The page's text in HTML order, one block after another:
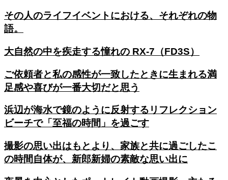
その人のライフイベントにおける、それぞれの物
語。
大自然の中を疾走する憧れの RX-7（FD3S）
ご依頼者と私の感性が一致したときに生まれる満
足感や喜びが一番大切だと思う
浜辺が海水で鏡のように反射するリフレクション
ビーチで「至福の時間」を過ごす
撮影の思い出はもとより、家族と共に過ごしたこ
の時間自体が、新郎新婦の素敵な思い出に